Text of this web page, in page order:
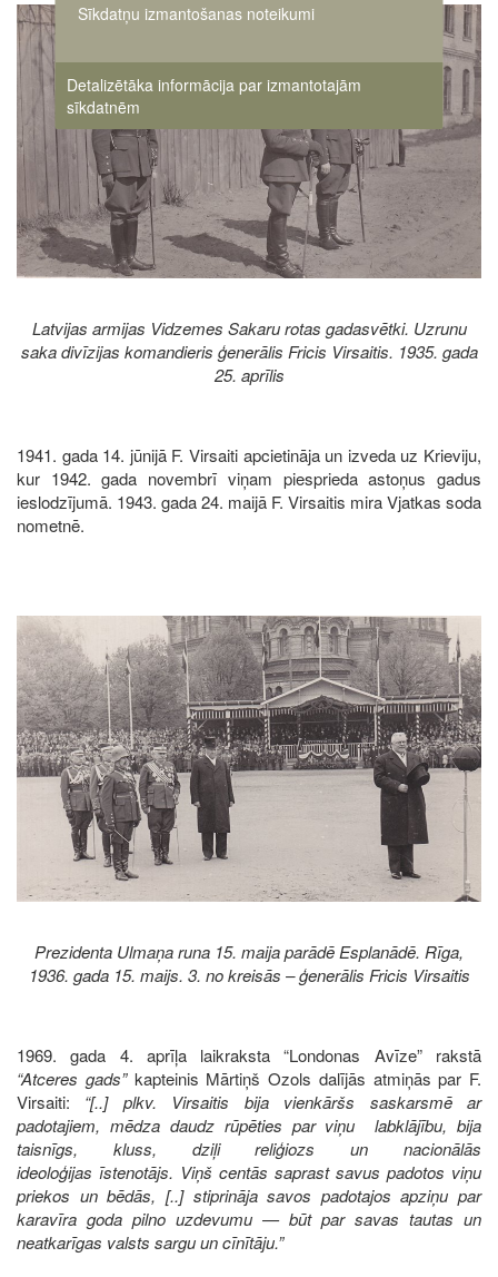
Image
Latvijas armijas Vidzemes Sakaru rotas gadasvētki. Uzrunu
saka divīzijas komandieris ģenerālis Fricis Virsaitis. 1935. gada
25. aprīlis
1941. gada 14. jūnijā F. Virsaiti apcietināja un izveda uz Krieviju,
kur 1942. gada novembrī viņam piesprieda astoņus gadus
ieslodzījumā. 1943. gada 24. maijā F. Virsaitis mira Vjatkas soda
nometnē.
Image
Prezidenta Ulmaņa runa 15. maija parādē Esplanādē. Rīga,
1936. gada 15. maijs. 3. no kreisās – ģenerālis Fricis Virsaitis
1969. gada 4. aprīļa laikraksta “Londonas Avīze” rakstā
“Atceres gads”kapteinis Mārtiņš Ozols dalījās atmiņās par F.
Virsaiti: “[..] plkv. Virsaitis bija vienkāršs saskarsmē ar
padotajiem, mēdza daudz rūpēties par viņu labklājību, bija
taisnīgs, kluss, dziļi reliģiozs un nacionālās
ideoloģijas īstenotājs. Viņš centās saprast savus padotos viņu
priekos un bēdās, [..] stiprināja savos padotajos apziņu par
karavīra goda pilno uzdevumu — būt par savas tautas un
neatkarīgas valsts sargu un cīnītāju.”
Sīkdatņu izmantošanas noteikumi
Detalizētāka informācija par izmantotajām
sīkdatnēm